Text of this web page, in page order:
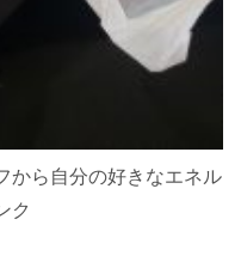
から自分の好きなエネル
ク